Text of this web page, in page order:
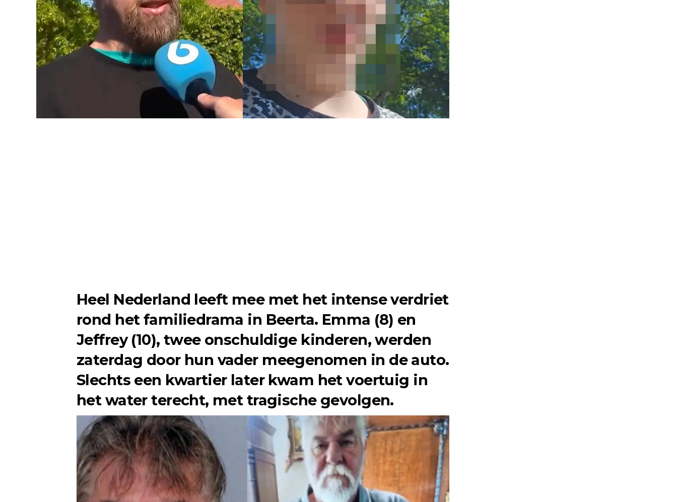
Heel Nederland leeft mee met het intense verdriet
rond het familiedrama in Beerta. Emma (8) en
Jeffrey (10), twee onschuldige kinderen, werden
zaterdag door hun vader meegenomen in de auto.
Slechts een kwartier later kwam het voertuig in
het water terecht, met tragische gevolgen.